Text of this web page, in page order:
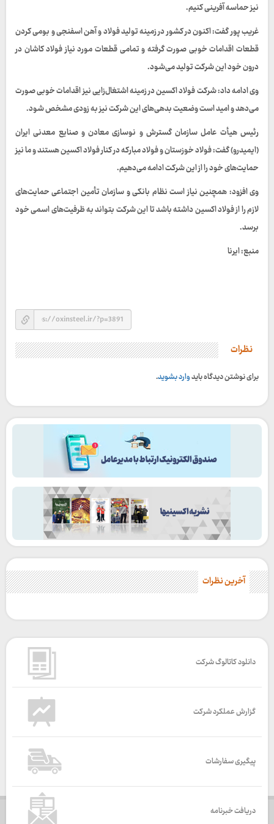
نیز حماسه آفرینی کنیم.
غریب پور گفت: اکنون در کشور در زمینه تولید فولاد و آهن اسفنجی و بومی کردن
قطعات اقدامات خوبی صورت گرفته و تمامی قطعات مورد نیاز فولاد کاشان در
درون خود این شرکت تولید می‌شود.
وی ادامه داد: شرکت فولاد اکسین در زمینه اشتغال‌زایی نیز اقدامات خوبی صورت
می‌دهد و امید است وضعیت بدهی‌های این شرکت نیز به زودی مشخص شود.
رئیس هیأت عامل سازمان گسترش و نوسازی معادن و صنایع معدنی ایران
(ایمیدرو) گفت: فولاد خوزستان و فولاد مبارکه در کنار فولاد اکسین هستند و ما نیز
حمایت‌های خود را از این شرکت ادامه می‌دهیم.
وی افزود: همچنین نیاز است نظام بانکی و سازمان تأمین اجتماعی حمایت‌های
لازم را از فولاد اکسین داشته باشد تا این شرکت بتواند به ظرفیت‌های اسمی خود
برسد.
منبع: ایرنا
نظرات
برای نوشتن دیدگاه بایدوارد بشوید.
آخرین نظرات
دانلود کاتالوگ شرکت
گزارش عملکرد شرکت
پیگیری سفارشات
دریافت خبرنامه